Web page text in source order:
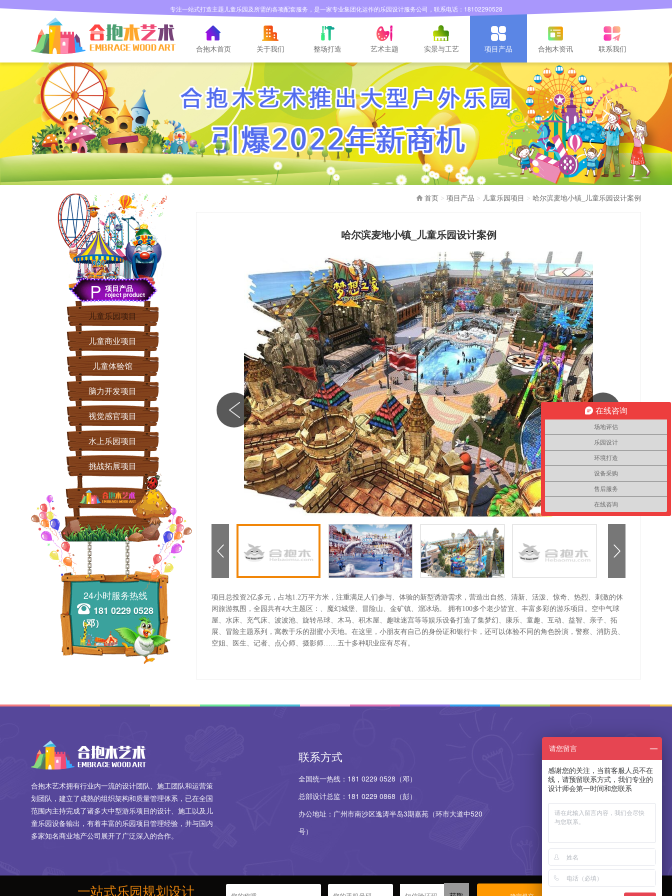
专注一站式打造主题儿童乐园及所需的各项配套服务，是一家专业集团化运作的乐园设计服务公司，联系电话：18102290528
乐
园
设
计
儿童乐园设计 儿童乐园设计 儿童乐园设计 儿童乐园设计 儿童乐园设计 儿童乐园设计 儿童乐园设计 儿童乐园设计
P 项目产品
roject product
儿童乐园项目
儿童商业项目
儿童体验馆
脑力开发项目
视觉感官项目
水上乐园项目
挑战拓展项目
24小时服务热线
181 0229 0528
（邓）
首页 > 项目产品 > 儿童乐园项目 > 哈尔滨麦地小镇_儿童乐园设计案例
哈尔滨麦地小镇_儿童乐园设计案例
图集中，图
集浏览，上
一张
项目总投资2亿多元，占地1.2万平方米，注重满足人们参与、体验的新型诱游需求，营造出自然、清新、活泼、惊奇、热烈、刺激的休
闲旅游氛围，全园共有4大主题区：、魔幻城堡、冒险山、金矿镇、溜冰场。 拥有100多个老少皆宜、丰富多彩的游乐项目。空中气球
屋、水床、充气床、波波池、旋转吊球、木马、积木屋、趣味迷宫等等娱乐设备打造了集梦幻、康乐、童趣、互动、益智、亲子、拓
展、冒险主题系列，寓教于乐的甜蜜小天地。在这里，小朋友有自己的身份证和银行卡，还可以体验不同的角色扮演，警察、消防员、
空姐、医生、记者、点心师、摄影师……五十多种职业应有尽有。
图集中，图
集浏览，下
一张
图集
上一
图集
浏
下一
合抱木艺术拥有行业内一流的设计团队、施工团队和运营策
划团队，建立了成熟的组织架构和质量管理体系，已在全国
范围内主持完成了诸多大中型游乐项目的设计、施工以及儿
童乐园设备输出，有着丰富的乐园项目管理经验，并与国内
多家知名商业地产公司展开了广泛深入的合作。
联系方式
全国统一热线：181 0229 0528（邓）
总部设计总监：181 0229 0868（彭）
办公地址：广州市南沙区逸涛半岛3期嘉苑（环市大道中520
号）
一站式乐园规划设计
在线咨询
场地评估
乐园设计
环境打造
设备采购
售后服务
在线咨询
请您留言
感谢您的关注，当前客服人员不在
线，请预留联系方式，我们专业的
设计师会第一时间和您联系